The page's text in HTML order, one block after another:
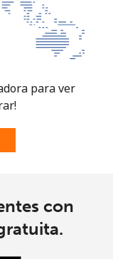
para ver
con